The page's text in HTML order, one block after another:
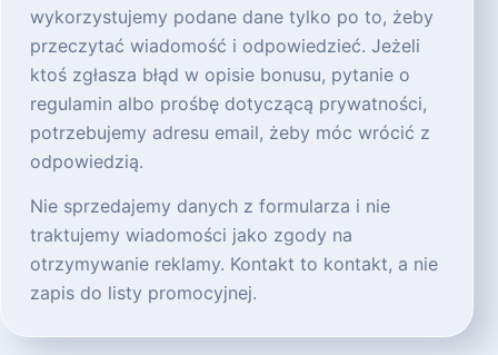
wykorzystujemy podane dane tylko po to, żeby
przeczytać wiadomość i odpowiedzieć. Jeżeli
ktoś zgłasza błąd w opisie bonusu, pytanie o
regulamin albo prośbę dotyczącą prywatności,
potrzebujemy adresu email, żeby móc wrócić z
odpowiedzią.
Nie sprzedajemy danych z formularza i nie
traktujemy wiadomości jako zgody na
otrzymywanie reklamy. Kontakt to kontakt, a nie
zapis do listy promocyjnej.